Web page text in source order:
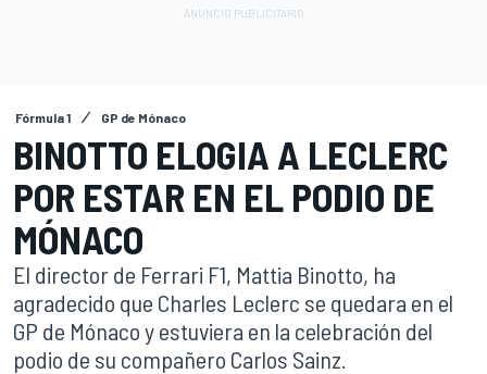
Fórmula 1 GP de Mónaco
BINOTTO ELOGIA A LECLERC
POR ESTAR EN EL PODIO DE
MÓNACO
El director de Ferrari F1, Mattia Binotto, ha
agradecido que Charles Leclerc se quedara en el
GP de Mónaco y estuviera en la celebración del
podio de su compañero Carlos Sainz.